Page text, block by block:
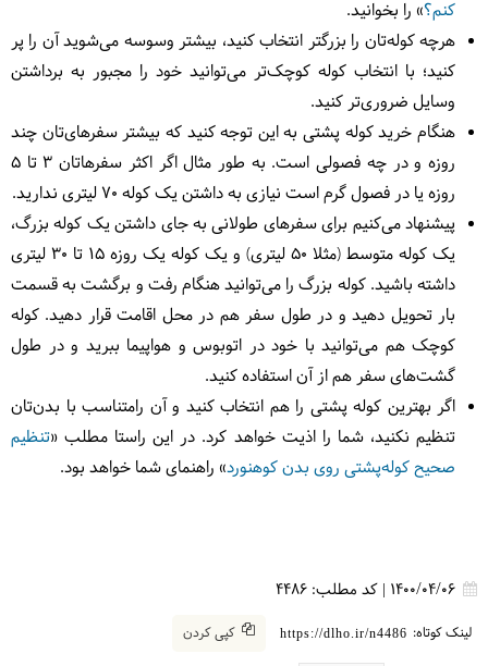
کنم؟» را بخوانید.
هرچه کوله‌تان را بزرگتر انتخاب کنید، بیشتر وسوسه می‌شوید آن را پر
کنید؛ با انتخاب کوله کوچک‌تر می‌توانید خود را مجبور به برداشتن
وسایل ضروری‌تر کنید.
هنگام خرید کوله پشتی به این توجه کنید که بیشتر سفرهای‌تان چند
روزه و در چه فصولی است. به طور مثال اگر اکثر سفرها‌تان 3 تا 5
روزه یا در فصول گرم است نیازی به داشتن یک کوله 70 لیتری ندارید.
پیشنهاد می‌کنیم برای سفرهای طولانی به جای داشتن یک کوله بزرگ،
یک کوله متوسط (مثلا 50 لیتری) و یک کوله یک روزه 15 تا 30 لیتری
داشته باشید. کوله بزرگ را می‌توانید هنگام رفت و برگشت به قسمت
بار تحویل دهید و در طول سفر هم در محل اقامت قرار دهید. کوله
کوچک هم می‌توانید با خود در اتوبوس و هواپیما ببرید و در طول
گشت‌های سفر هم از آن استفاده کنید.
اگر بهترین کوله پشتی را هم انتخاب کنید و آن رامتناسب با بدن‌تان
تنظیم نکنید، شما را اذیت خواهد کرد. در این راستا مطلب «تنظیم
صحیح کوله‌پشتی روی بدن کوهنورد» راهنمای شما خواهد بود.
1400/04/06
| کد مطلب: 4486
لینک کوتاه: https://dlho.ir/n4486 کپی کردن